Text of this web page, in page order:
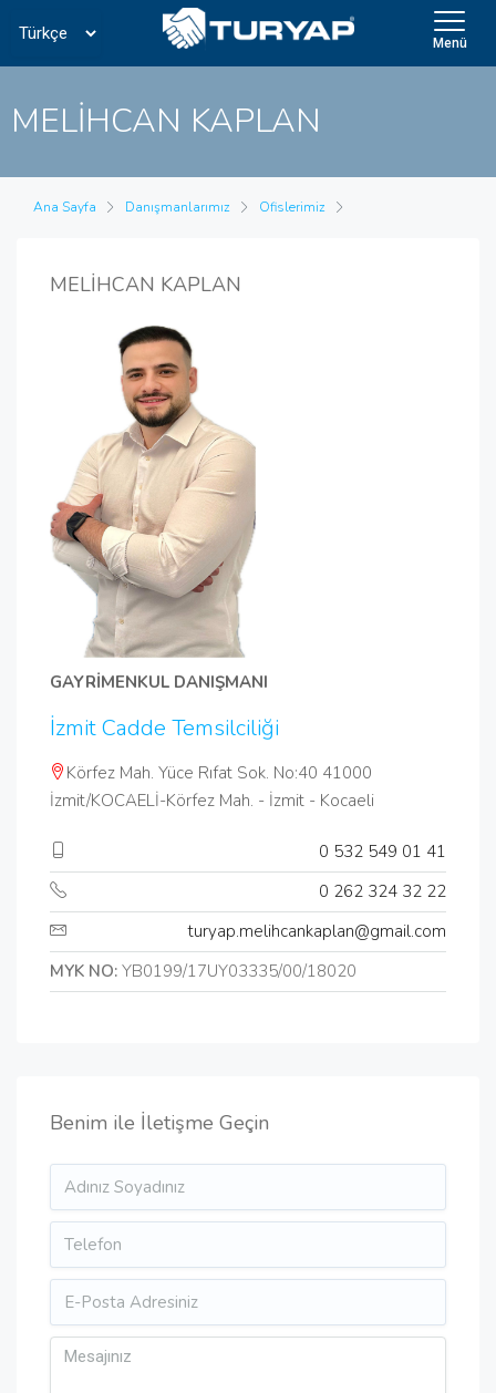
Menü
MELİHCAN KAPLAN
Ana Sayfa Danışmanlarımız Ofislerimiz
MELİHCAN KAPLAN
GAYRİMENKUL DANIŞMANI
İzmit Cadde Temsilciliği
Körfez Mah. Yüce Rıfat Sok. No:40 41000
İzmit/KOCAELİ-Körfez Mah. - İzmit - Kocaeli
0 532 549 01 41
0 262 324 32 22
turyap.melihcankaplan@gmail.com
MYK NO: YB0199/17UY03335/00/18020
Benim ile İletişme Geçin